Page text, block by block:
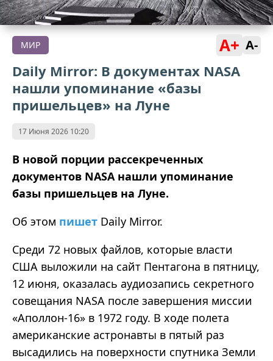
МИР A+ A-
Daily Mirror: В документах NASA
нашли упоминание «базы
пришельцев» на Луне
17 Июня 2026 10:20
В новой порции рассекреченных
документов NASA нашли упоминание
базы пришельцев на Луне.
Об этом пишет Daily Mirror.
Среди 72 новых файлов, которые власти
США выложили на сайт Пентагона в пятницу,
12 июня, оказалась аудиозапись секретного
совещания NASA после завершения миссии
«Аполлон-16» в 1972 году. В ходе полета
американские астронавты в пятый раз
высадились на поверхности спутника Земли